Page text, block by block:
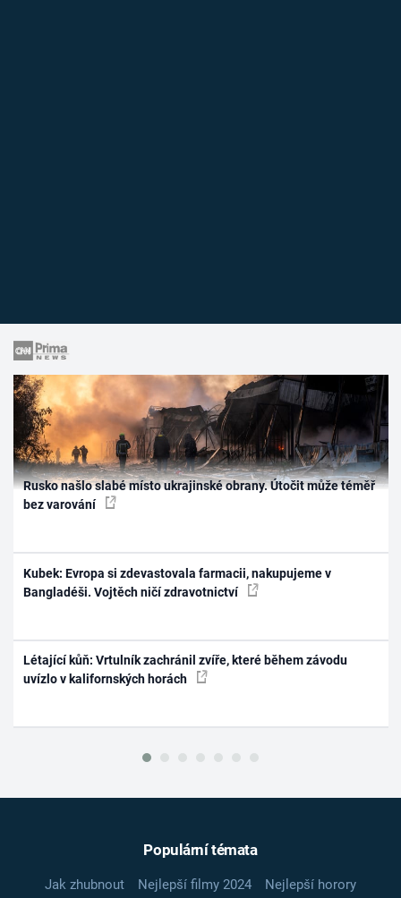
Rusko našlo slabé místo ukrajinské obrany. Útočit může téměř
bez varování
Kubek: Evropa si zdevastovala farmacii, nakupujeme v
Bangladéši. Vojtěch ničí zdravotnictví
Létající kůň: Vrtulník zachránil zvíře, které během závodu
uvízlo v kalifornských horách
Populární témata
Jak zhubnout Nejlepší filmy 2024
Nejlepší horory